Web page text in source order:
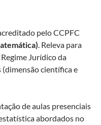
pelo CCPFC
. Releva para
Jurídico da
científica e
de aulas presenciais
abordados no